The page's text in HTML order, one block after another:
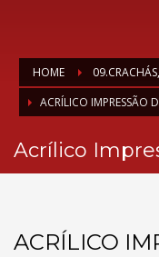
HOME
ACRÍLICO IMPRESSÃO
Acrílico
ACRÍLICO